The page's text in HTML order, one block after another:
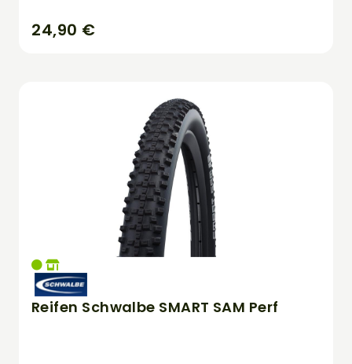
24,90 €
Reifen Schwalbe SMART SAM Perf